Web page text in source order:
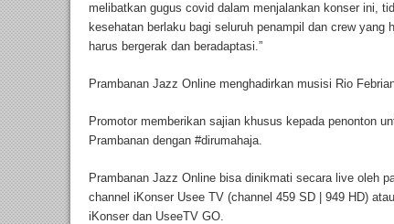
melibatkan gugus covid dalam menjalankan konser ini,
kesehatan berlaku bagi seluruh penampil dan crew
harus bergerak dan beradaptasi.”
Prambanan Jazz Online menghadirkan musisi Rio
Promotor memberikan sajian khusus kepada penonton
Prambanan dengan #dirumahaja.
Prambanan Jazz Online bisa dinikmati secara live oleh
channel iKonser Usee TV (channel 459 SD | 949 HD)
iKonser dan UseeTV GO.